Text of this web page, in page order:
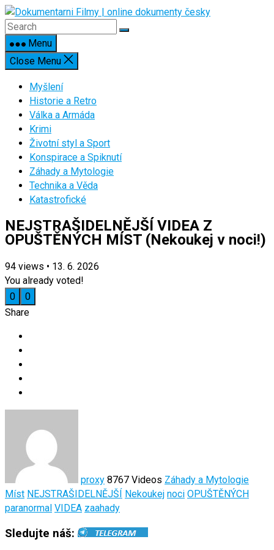
Skip
to
contentMenu
Close Menu
Myšlení
Historie a Retro
Válka a Armáda
Krimi
Životní styl a Sport
Konspirace a Spiknutí
Záhady a Mytologie
Technika a Věda
Katastrofické
NEJSTRAŠIDELNĚJŠÍ VIDEA Z
OPUŠTĚNÝCH MÍST (Nekoukej v noci!)
94 views • 13. 6. 2026
You already voted!
0
0
Share
proxy 8767 Videos Záhady a Mytologie
Míst NEJSTRAŠIDELNĚJŠÍ Nekoukej noci OPUŠTĚNÝCH
paranormal VIDEA zaahady
Sledujte náš: